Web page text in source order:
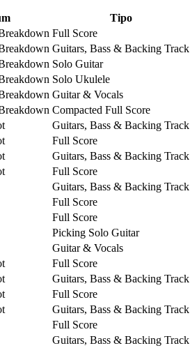
Tipo
Full Score
Guitars, Bass & Backing Track
Solo Guitar
Solo Ukulele
Guitar & Vocals
Compacted Full Score
Guitars, Bass & Backing Track
Full Score
Guitars, Bass & Backing Track
Full Score
Guitars, Bass & Backing Track
Full Score
Full Score
Picking Solo Guitar
Guitar & Vocals
Full Score
Guitars, Bass & Backing Track
Full Score
Guitars, Bass & Backing Track
Full Score
Guitars, Bass & Backing Track